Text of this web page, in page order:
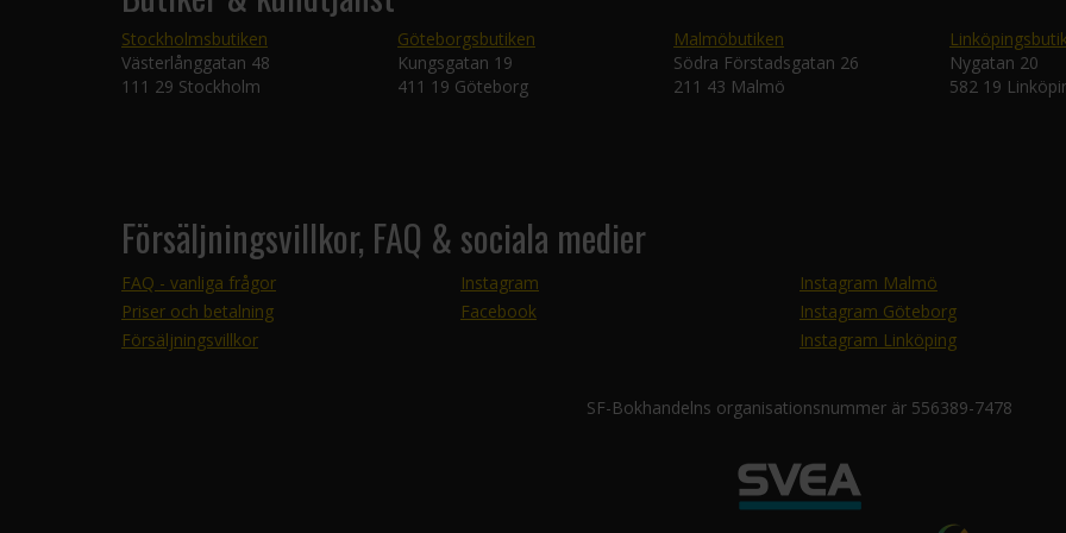
Stockholmsbutiken
Västerlånggatan 48
111 29 Stockholm
Göteborgsbutiken
Kungsgatan 19
411 19 Göteborg
Malmöbutiken
Södra Förstadsgatan 26
211 43 Malmö
Nygatan 20
582 19
Försäljningsvillkor, FAQ & sociala medier
FAQ - vanliga frågor
Priser och betalning
Försäljningsvillkor
Instagram
Facebook
Instagram Malmö
Instagram Göteborg
Instagram Linköping
SF-Bokhandelns organisationsnummer är 556389-7478